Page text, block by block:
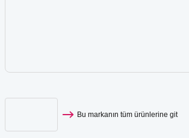
Bu markanın tüm ürünlerine git